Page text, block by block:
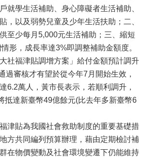
就學生活補助、身心障礙者生活補助、
，以及弱勢兒童及少年生活扶助；二、
至少每月5,000元生活補助；三、縮短
形，成長率達3%即調整補助金額度。
社福津貼調增方案」給付金額預計調升
過審核才有望於從今年7月開始生效，
6.2萬人，黃市長表示，若順利調升，
抵達新臺幣49億餘元(比去年多新臺幣6
津貼為我國社會救助制度的重要基礎措
方共同編列預算辦理，藉由定期檢討補
在物價變動及社會環境變遷下仍能維持